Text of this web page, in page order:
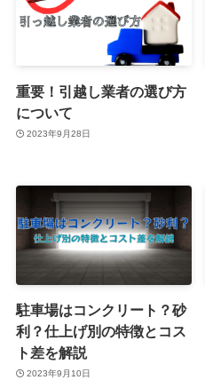
重要！引越し業者の選び方
について
2023年9月28日
駐車場はコンクリート？砂
利？仕上げ別の特徴とコス
ト差を解説
2023年9月10日